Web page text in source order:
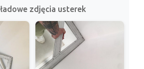
zdjęcia usterek